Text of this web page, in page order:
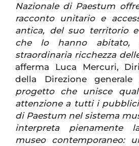
Nazionale di Paestum
racconto unitario e
antica, del suo territorio
che lo hanno abitato,
straordinaria ricchezza
afferma Luca Mercuri,
della Direzione
progetto che unisce
attenzione a tutti i
di Paestum nel sistema
interpreta pienamente
museo contemporaneo: